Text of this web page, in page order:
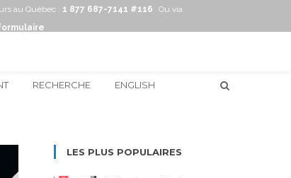
au Québec : 1 877 687-7141 #116
Ou via
RECHERCHE ENGLISH
LES PLUS POPULAIRES